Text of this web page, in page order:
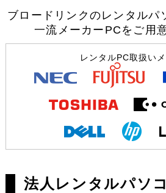
ブロードリンクのレンタルパ
一流メーカーPCをご用
レンタルPC取扱い
法人レンタルパソ